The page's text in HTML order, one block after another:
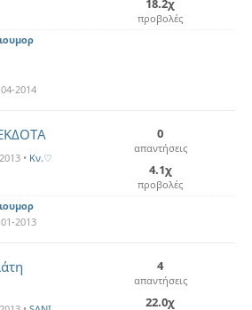
18.2χ
προβολές
2014
• Kν.♡
0
απαντήσεις
4.1χ
προβολές
2013
4
απαντήσεις
22.0χ